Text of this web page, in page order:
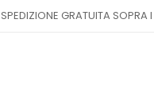
SPEDIZIONE GRATUITA SOPRA I